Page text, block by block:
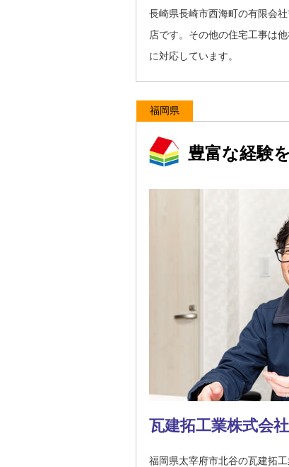
長崎県長崎市西海町の有限会
店です。その他の住宅工事は
に対応しています。
福岡県
豊富な経験
瓦建拓工業株式会社
福岡県太宰府市北谷の瓦建拓